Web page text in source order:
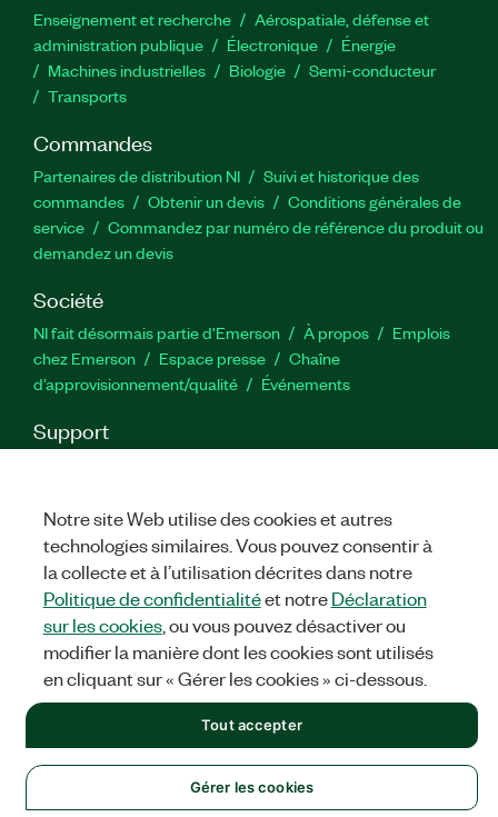
Enseignement et recherche
Aérospatiale, défense et
administration publique
Électronique
Énergie​
Machines industrielles
Biologie
Semi-conducteur
Transports
Commandes
Partenaires de distribution NI
Suivi et historique des
commandes
Obtenir un devis
Conditions générales de
service
Commandez par numéro de référence du produit ou
demandez un devis
Société
NI fait désormais partie d'Emerson À propos
Emplois
chez Emerson
Espace presse
Chaîne
d’approvisionnement/qualité
Événements
Support
service
Commentaires sur le site
TwitterYouTube
IMPRINT
©NATIONAL INSTRUMENTS CORP. TOUS DROITS RÉSERVÉS.
Notre site Web utilise des cookies et autres
technologies similaires. Vous pouvez consentir à
la collecte et à l’utilisation décrites dans notre
Politique de confidentialitéet notreDéclaration
sur les cookies, ou vous pouvez désactiver ou
modifier la manière dont les cookies sont utilisés
en cliquant sur « Gérer les cookies » ci-dessous.
Gérer les cookies
Tout accepter